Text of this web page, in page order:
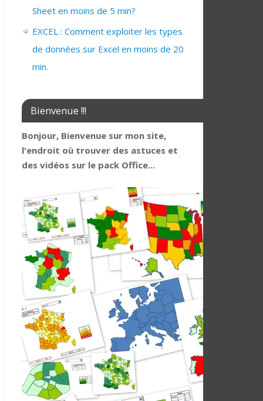
Sheet en moins de 5 min?
EXCEL : Comment exploiter les types
de données sur Excel en moins de 20
min.
Bienvenue !!!
Bonjour, Bienvenue sur mon site,
l'endroit où trouver des astuces et
des vidéos sur le pack Office...